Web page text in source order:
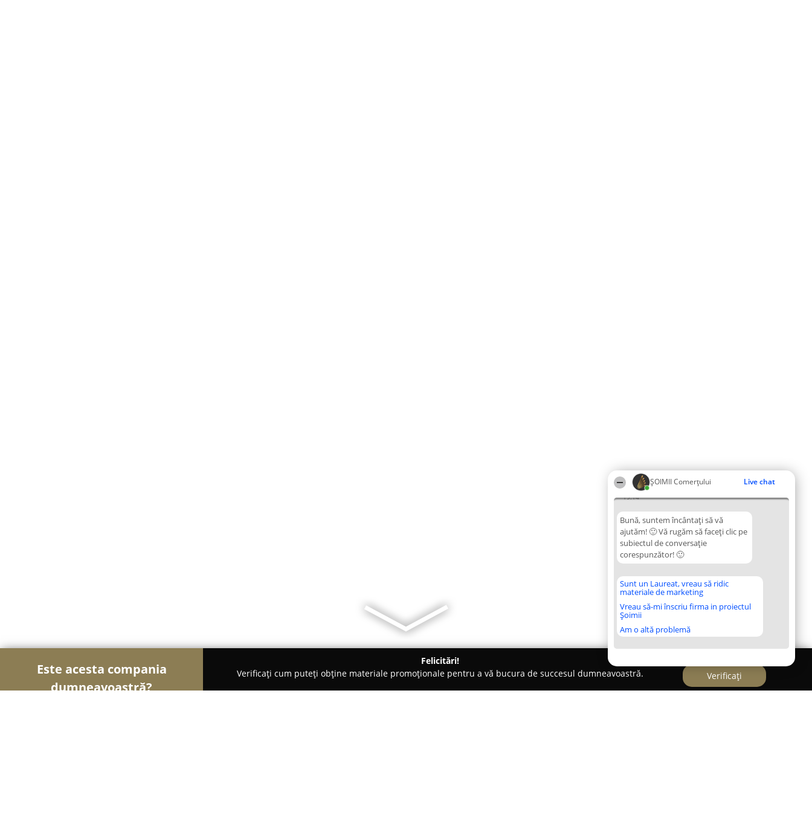
ȘOIMII Comerțului Live chat
19:14
Bună, suntem încântați să vă
ajutăm! 🙂 Vă rugăm să faceți clic pe
subiectul de conversație
corespunzător! 🙂
Sunt un Laureat, vreau să ridic
materiale de marketing
Vreau să-mi înscriu firma in proiectul
Șoimii
Am o altă problemă
Este acesta compania
dumneavoastră?
Felicitări!
Verificați cum puteți obține materiale promoționale pentru a vă bucura de succesul dumneavoastră.
Verificați